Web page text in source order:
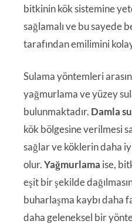
bitkinin kök sistemine
sağlamalı ve bu sayede
tarafından emilimini
Sulama yöntemleri
yağmurlama ve yüzey
bulunmaktadır. Damla
kök bölgesine verilmesi
sağlar ve köklerin daha
olur.Yağmurlama ise,
eşit bir şekilde
buharlaşma kaybı daha
daha geleneksel bir